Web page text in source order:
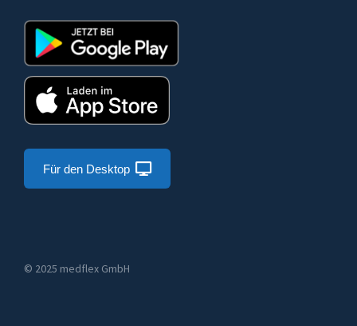
Für den Desktop
© 2025 medflex GmbH